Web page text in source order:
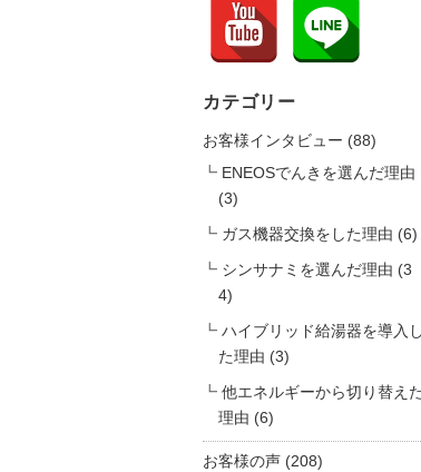
カテゴリー
お客様インタビュー (88)
ENEOSでんきを選んだ理由
(3)
ガス機器交換をした理由 (6)
シンサナミを選んだ理由 (3
4)
ハイブリッド給湯器を導入し
た理由 (3)
他エネルギーから切り替えた
理由 (6)
お客様の声 (208)